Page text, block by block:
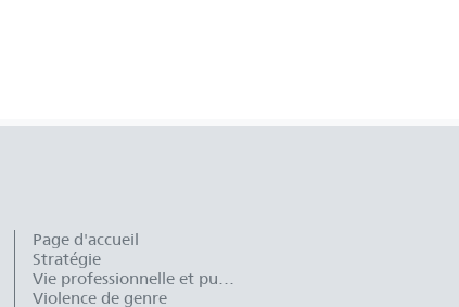
Page d'accueil
Stratégie
Vie professionnelle et publique
Violence de genre